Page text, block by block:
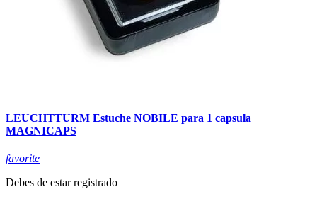
LEUCHTTURM Estuche NOBILE para 1 capsula
MAGNICAPS
favorite
Debes de estar registrado